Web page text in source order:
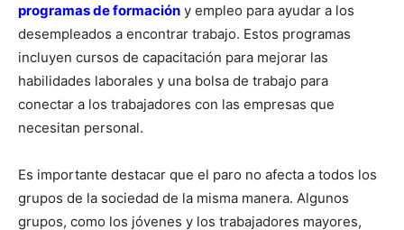
programas de formación y empleo para ayudar a los
desempleados a encontrar trabajo. Estos programas
incluyen cursos de capacitación para mejorar las
habilidades laborales y una bolsa de trabajo para
conectar a los trabajadores con las empresas que
necesitan personal.
Es importante destacar que el paro no afecta a todos los
grupos de la sociedad de la misma manera. Algunos
grupos, como los jóvenes y los trabajadores mayores,